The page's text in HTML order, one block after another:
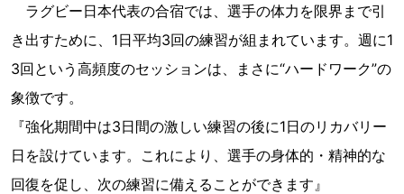
ラグビー日本代表の合宿では、選手の体力を限界まで引
き出すために、1日平均3回の練習が組まれています。週に1
3回という高頻度のセッションは、まさに“ハードワーク”の
象徴です。
『強化期間中は3日間の激しい練習の後に1日のリカバリー
日を設けています。これにより、選手の身体的・精神的な
回復を促し、次の練習に備えることができます』